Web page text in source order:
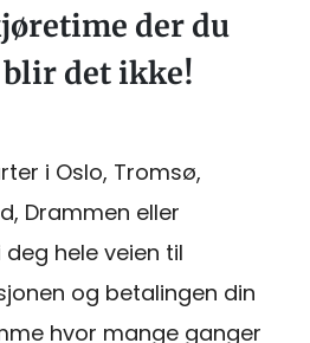
der du
det ikke!
i Oslo, Tromsø,
Drammen eller
hele veien til
og betalingen din
hvor mange ganger